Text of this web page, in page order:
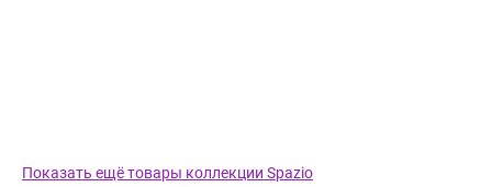
Показать ещё товары коллекции Spazio